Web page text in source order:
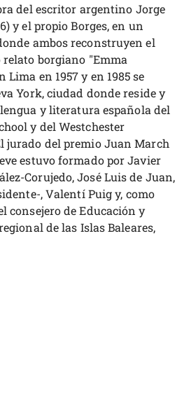
del escritor argentino Jorge
y el propio Borges, en un
ambos reconstruyen el
borgiano "Emma
Lima en 1957 y en 1985 se
York, ciudad donde reside y
y literatura española del
y del Westchester
jurado del premio Juan March
estuvo formado por Javier
Corujedo, José Luis de Juan,
, Valentí Puig y, como
consejero de Educación y
de las Islas Baleares,